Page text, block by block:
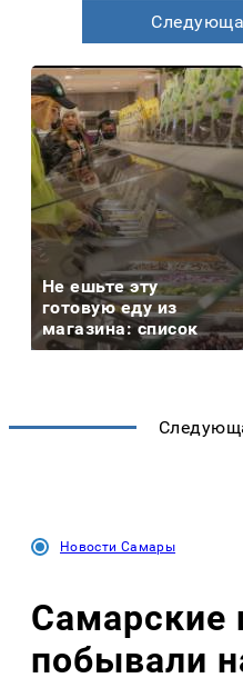
Не ешьте эту
готовую еду из
магазина: список
Новости Самары
Самарские
побывали